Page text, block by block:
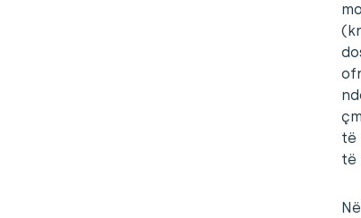
të
të